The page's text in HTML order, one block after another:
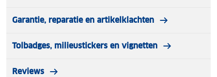
Garantie, reparatie en artikelklachten
Tolbadges, milieustickers en vignetten
Reviews